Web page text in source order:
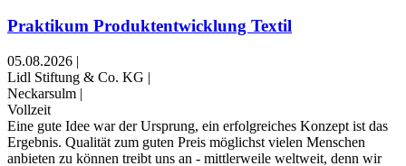
Praktikum Produktentwicklung Textil
05.08.2026 |
Lidl Stiftung & Co. KG |
Neckarsulm |
Vollzeit
Eine gute Idee war der Ursprung, ein erfolgreiches Konzept ist das
Ergebnis. Qualität zum guten Preis möglichst vielen Menschen
anbieten zu können treibt uns an - mittlerweile weltweit, denn wir